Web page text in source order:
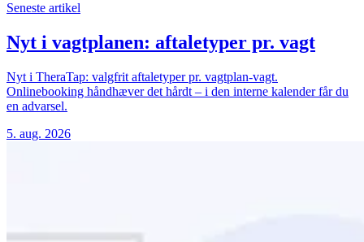
Seneste artikel
Nyt i vagtplanen: aftaletyper pr. vagt
Nyt i TheraTap: valgfrit aftaletyper pr. vagtplan-vagt.
Onlinebooking håndhæver det hårdt – i den interne kalender får du
en advarsel.
5. aug. 2026